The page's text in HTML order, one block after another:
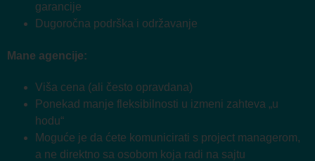
garancije
Dugoročna podrška i održavanje
Mane agencije:
Viša cena (ali često opravdana)
Ponekad manje fleksibilnosti u izmeni zahteva „u
hodu“
Moguće je da ćete komunicirati s project managerom,
a ne direktno sa osobom koja radi na sajtu